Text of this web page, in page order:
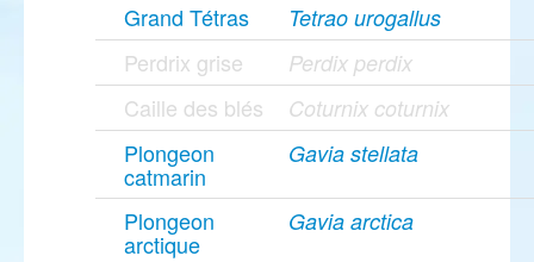
Grand Tétras Tetrao urogallus
Perdrix grise Perdix perdix
Caille des blés Coturnix coturnix
Plongeon
catmarin
Gavia stellata
Plongeon
arctique
Gavia arctica